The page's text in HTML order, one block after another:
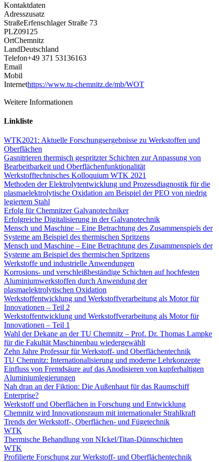
Kontaktdaten
Adresszusatz
StraßeErfenschlager Straße 73
PLZ09125
OrtChemnitz
LandDeutschland
Telefon+49 371 53136163
Email
Mobil
Internethttps://www.tu-chemnitz.de/mb/WOT
Weitere Informationen
Linkliste
WTK2021: Aktuelle Forschungsergebnisse zu Werkstoffen und
Oberflächen
Gasnitrieren thermisch gespritzter Schichten zur Anpassung von
Bearbeitbarkeit und Oberflächenfunktionalität
Werkstofftechnisches Kolloquium WTK 2021
Methoden der Elektrolytentwicklung und Prozessdiagnostik für die
plasmaelektrolytische Oxidation am Beispiel der PEO von niedrig
legiertem Stahl
Erfolg für Chemnitzer Galvanotechniker
Erfolgreiche Digitalisierung in der Galvanotechnik
Mensch und Maschine – Eine Betrachtung des Zusammenspiels der
Systeme am Beispiel des thermischen Spritzens
Mensch und Maschine – Eine Betrachtung des Zusammenspiels der
Systeme am Beispiel des thermischen Spritzens
Werkstoffe und industrielle Anwendungen
Korrosions- und verschleißbeständige Schichten auf hochfesten
Aluminiumwerkstoffen durch Anwendung der
plasmaelektrolytischen Oxidation
Werkstoffentwicklung und Werkstoffverarbeitung als Motor für
Innovationen – Teil 2
Werkstoffentwicklung und Werkstoffverarbeitung als Motor für
Innovationen – Teil 1
Wahl der Dekane an der TU Chemnitz – Prof. Dr. Thomas Lampke
für die Fakultät Maschinenbau wiedergewählt
Zehn Jahre Professur für Werkstoff- und Oberflächentechnik
TU Chemnitz: Internationalisierung und moderne Lehrkonzepte
Einfluss von Fremdsäure auf das Anodisieren von kupferhaltigen
Aluminiumlegierungen
Nah dran an der Fiktion: Die Außenhaut für das Raumschiff
Enterprise?
Werkstoff und Oberflächen in Forschung und Entwicklung
Chemnitz wird Innovationsraum mit internationaler Strahlkraft
Trends der Werkstoff-, Oberflächen- und Fügetechnik
WTK
Thermische Behandlung von NIckel/Titan-Dünnschichten
WTK
Profilierte Forschung zur Werkstoff- und Oberflächentechnik